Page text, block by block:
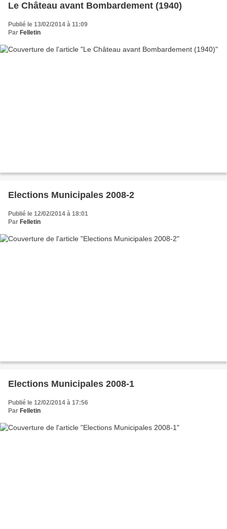
Le Château avant Bombardement (1940)
Publié le 13/02/2014 à 11:09
Par Felletin
Elections Municipales 2008-2
Publié le 12/02/2014 à 18:01
Par Felletin
Elections Municipales 2008-1
Publié le 12/02/2014 à 17:56
Par Felletin